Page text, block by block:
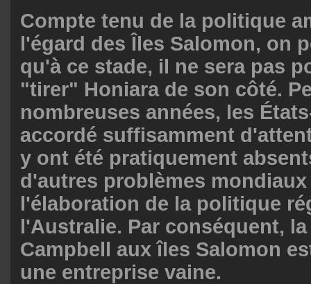
Compte tenu de la politique
l'égard des Îles Salomon, on
qu'à ce stade, il ne sera pas
"tirer" Honiara de son côté.
nombreuses années, les
accordé suffisamment
y ont été pratiquement
d'autres problèmes
l'élaboration de la politique
l'Australie. Par conséquent,
Campbell aux îles Salomon
une entreprise vaine.